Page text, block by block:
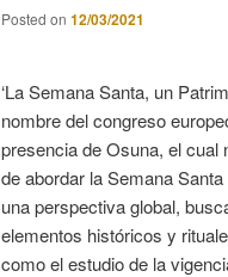
Posted on 12/03/2021
‘La Semana Santa, un
nombre del congreso
presencia de Osuna, el cual
de abordar la Semana
una perspectiva global,
elementos históricos y
como el estudio de la